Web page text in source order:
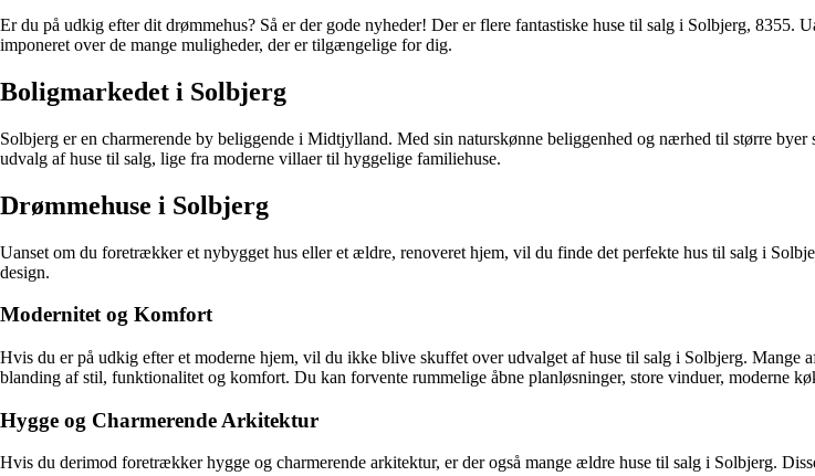
Er du på udkig efter dit drømmehus? Så er der gode nyheder! Der er flere fantastiske huse til salg i Solbjerg,
imponeret over de mange muligheder, der er tilgængelige for dig.
Boligmarkedet i Solbjerg
Solbjerg er en charmerende by beliggende i Midtjylland. Med sin naturskønne beliggenhed og nærhed til større
udvalg af huse til salg, lige fra moderne villaer til hyggelige familiehuse.
Drømmehuse i Solbjerg
Uanset om du foretrækker et nybygget hus eller et ældre, renoveret hjem, vil du finde det perfekte hus til salg i
design.
Modernitet og Komfort
Hvis du er på udkig efter et moderne hjem, vil du ikke blive skuffet over udvalget af huse til salg i Solbjerg. Mange
blanding af stil, funktionalitet og komfort. Du kan forvente rummelige åbne planløsninger, store vinduer, moderne
Hygge og Charmerende Arkitektur
Hvis du derimod foretrækker hygge og charmerende arkitektur, er der også mange ældre huse til salg i Solbjerg.